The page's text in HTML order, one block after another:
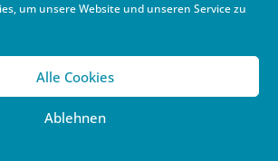
um unsere Website und unseren Service zu
Alle Cookies
Ablehnen